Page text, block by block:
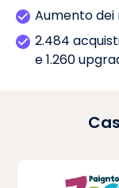
Aumento dei
2.484
e 1.260